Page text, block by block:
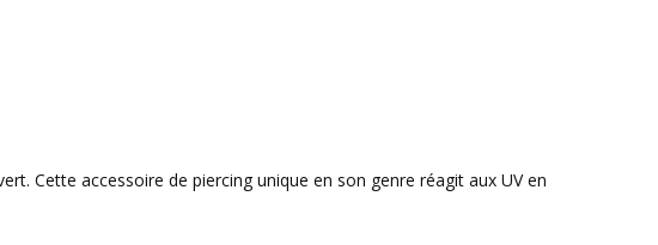
Cette accessoire de piercing unique en son genre réagit aux UV en